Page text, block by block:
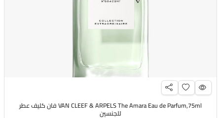
VAN CLEEF & ARPELS The Amara Eau de Parfum,75ml فان كليف عطر
للجنسين